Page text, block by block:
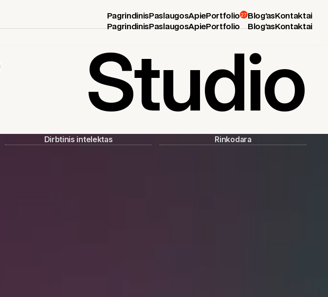
Pagrindinis
Pagrindinis
Paslaugos
Paslaugos
Apie
Apie
Portfolio
Portfolio
27 Blog'as
Blog'as
Kontaktai
Kontaktai
Studio
Dirbtinis intelektas Rinkodara